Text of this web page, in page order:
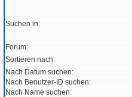
Suchen in:
Forum:
Sortieren nach:
Nach Datum suchen:
Nach Benutzer-ID suchen:
Nach Name suchen: